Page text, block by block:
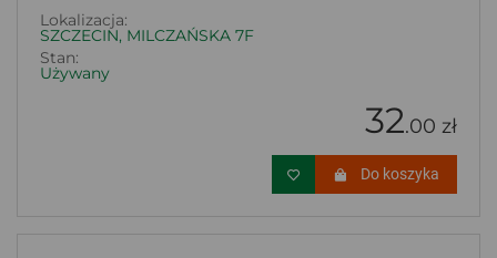
Lokalizacja:
SZCZECIN, MILCZAŃSKA 7F
Stan:
Używany
32.00 zł
Do koszyka